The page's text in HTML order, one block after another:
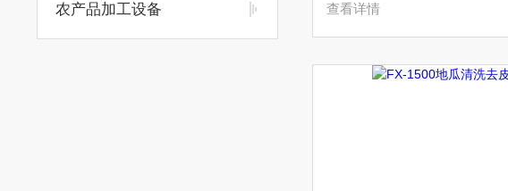
农产品加工设备 查看详情